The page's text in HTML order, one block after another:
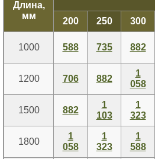
Длина,
мм
200 250 300
1000 588 735 882
1200 706 882
1
058
1500 882
1
103
1
323
1800
1
058
1
323
1
588